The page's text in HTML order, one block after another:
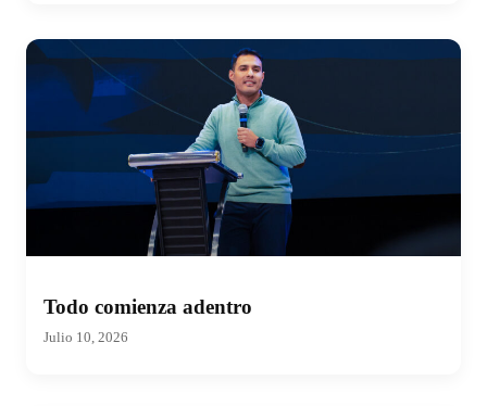
Todo comienza adentro
Julio 10, 2026